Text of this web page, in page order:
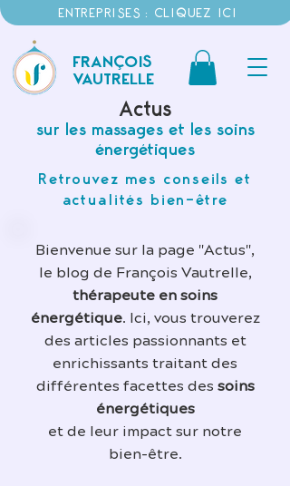
ENTREPRISES : CLIQUEZ ICI
FRANÇOIS
VAUTRELLE
Actus
sur les massages et les soins
énergétiques
Retrouvez mes conseils et
actualités bien-être
Bienvenue sur la page "Actus",
le blog de François Vautrelle,
thérapeute en soins
énergétique. Ici, vous trouverez
des articles passionnants et
enrichissants traitant des
différentes facettes des soins
énergétiques
et de leur impact sur notre
bien-être.